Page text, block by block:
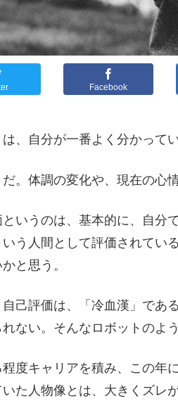
Facebook
、自分が一番よく分かってい
。体調の変化や、現在の心
いうのは、基本的に、自分
いう人間として評価されてい
と思う。
己評価は、「冷血漢」であ
ない。そんなロボットのよ
度キャリアを積み、この年
た人物像とは、大きくズレ